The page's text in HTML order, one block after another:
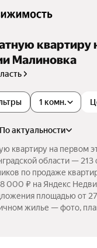
квартиру
Малиновка
1 комн.
по актуальности
квартиру на первом
области — 213
по продаже
000 ₽ на Яндекс
площадью от
жилье — фото,